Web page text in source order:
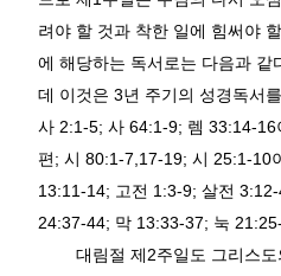
려야 할 것과 착한 일에 힘써야
에 해당하는 독서로는 다음과 같
데 이것은 3년 주기의 성경독서
사 2:1-5; 사 64:1-9; 렘 33:14-16
편; 시 80:1-7,17-19; 시 25:1-10
13:11-14; 고전 1:3-9; 살전 3:12-
24:37-44; 막 13:33-37; 눅
대림절 제2주일도 그리스